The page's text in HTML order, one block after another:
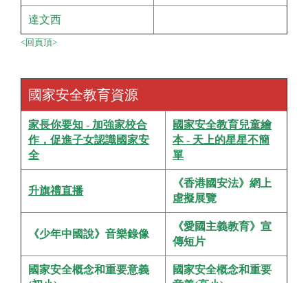
達文西
<回頁頂>
國家安全教育資源
家長你要知 - 加強家校合
作，促進子女認識國家安
全
國家安全教育兒童繪
本 - 天上的星星不簡
單
升旗禮直播
《香港國安法》網上
虛擬展覽
《少年中國說》音樂錄像
《愛國主義教育》宣
傳短片
國家安全概念和重要意義
國家安全概念和重要